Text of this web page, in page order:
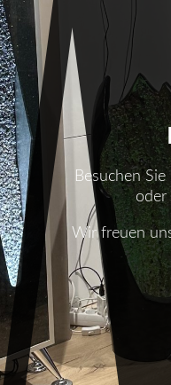
Besuchen
oder
Wir freuen